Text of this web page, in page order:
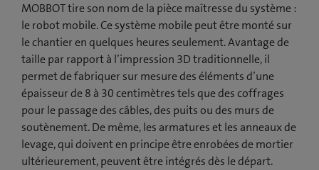
MOBBOT tire son nom de la pièce maîtresse du système :
le robot mobile. Ce système mobile peut être monté sur
le chantier en quelques heures seulement. Avantage de
taille par rapport à l’impression 3D traditionnelle, il
permet de fabriquer sur mesure des éléments d’une
épaisseur de 8 à 30 centimètres tels que des coffrages
pour le passage des câbles, des puits ou des murs de
soutènement. De même, les armatures et les anneaux de
levage, qui doivent en principe être enrobées de mortier
ultérieurement, peuvent être intégrés dès le départ.